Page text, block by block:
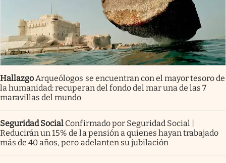
HallazgoArqueólogos se encuentran con el mayor tesoro de
la humanidad: recuperan del fondo del mar una de las 7
maravillas del mundo
Seguridad Social Confirmado por Seguridad Social |
Reducirán un 15% de la pensión a quienes hayan trabajado
más de 40 años, pero adelanten su jubilación